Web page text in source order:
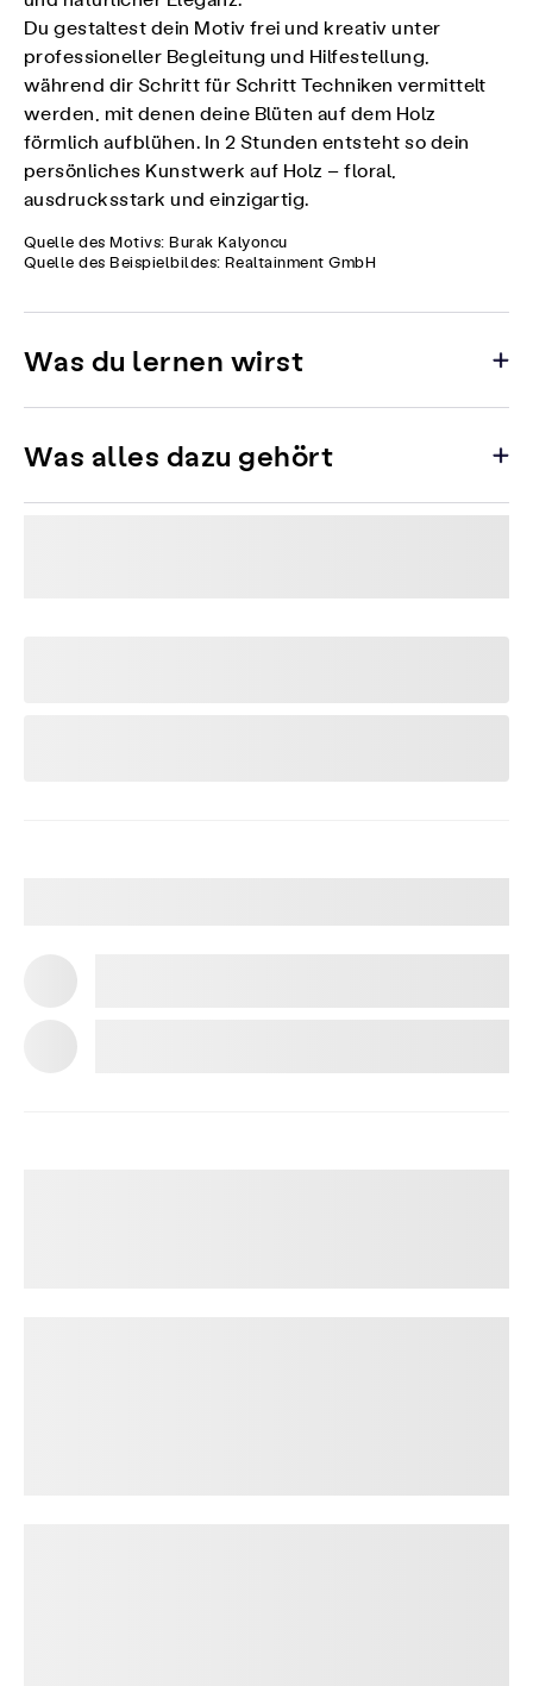
Du gestaltest dein Motiv frei und kreativ unter
professioneller Begleitung und Hilfestellung,
während dir Schritt für Schritt Techniken vermittelt
werden, mit denen deine Blüten auf dem Holz
förmlich aufblühen. In 2 Stunden entsteht so dein
persönliches Kunstwerk auf Holz – floral,
ausdrucksstark und einzigartig.
Quelle des Motivs: Burak Kalyoncu
Quelle des Beispielbildes: Realtainment GmbH
Was du lernen wirst
Was alles dazu gehört